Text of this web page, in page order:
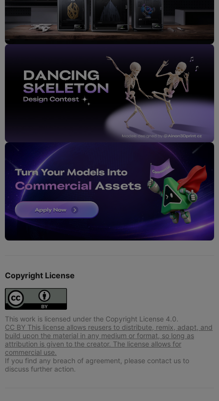
Copyright License
This work is licensed under the Copyright License 4.0.
CC BY This license allows reusers to distribute, remix, adapt, and
build upon the material in any medium or format, so long as
attribution is given to the creator. The license allows for
commercial use.
If you find any breach of agreement, please contact us to
discuss further action.